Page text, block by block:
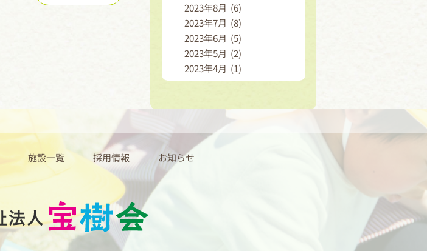
2023年8月 (6)
2023年7月 (8)
2023年6月 (5)
2023年5月 (2)
2023年4月 (1)
施設一覧 採用情報 お知らせ